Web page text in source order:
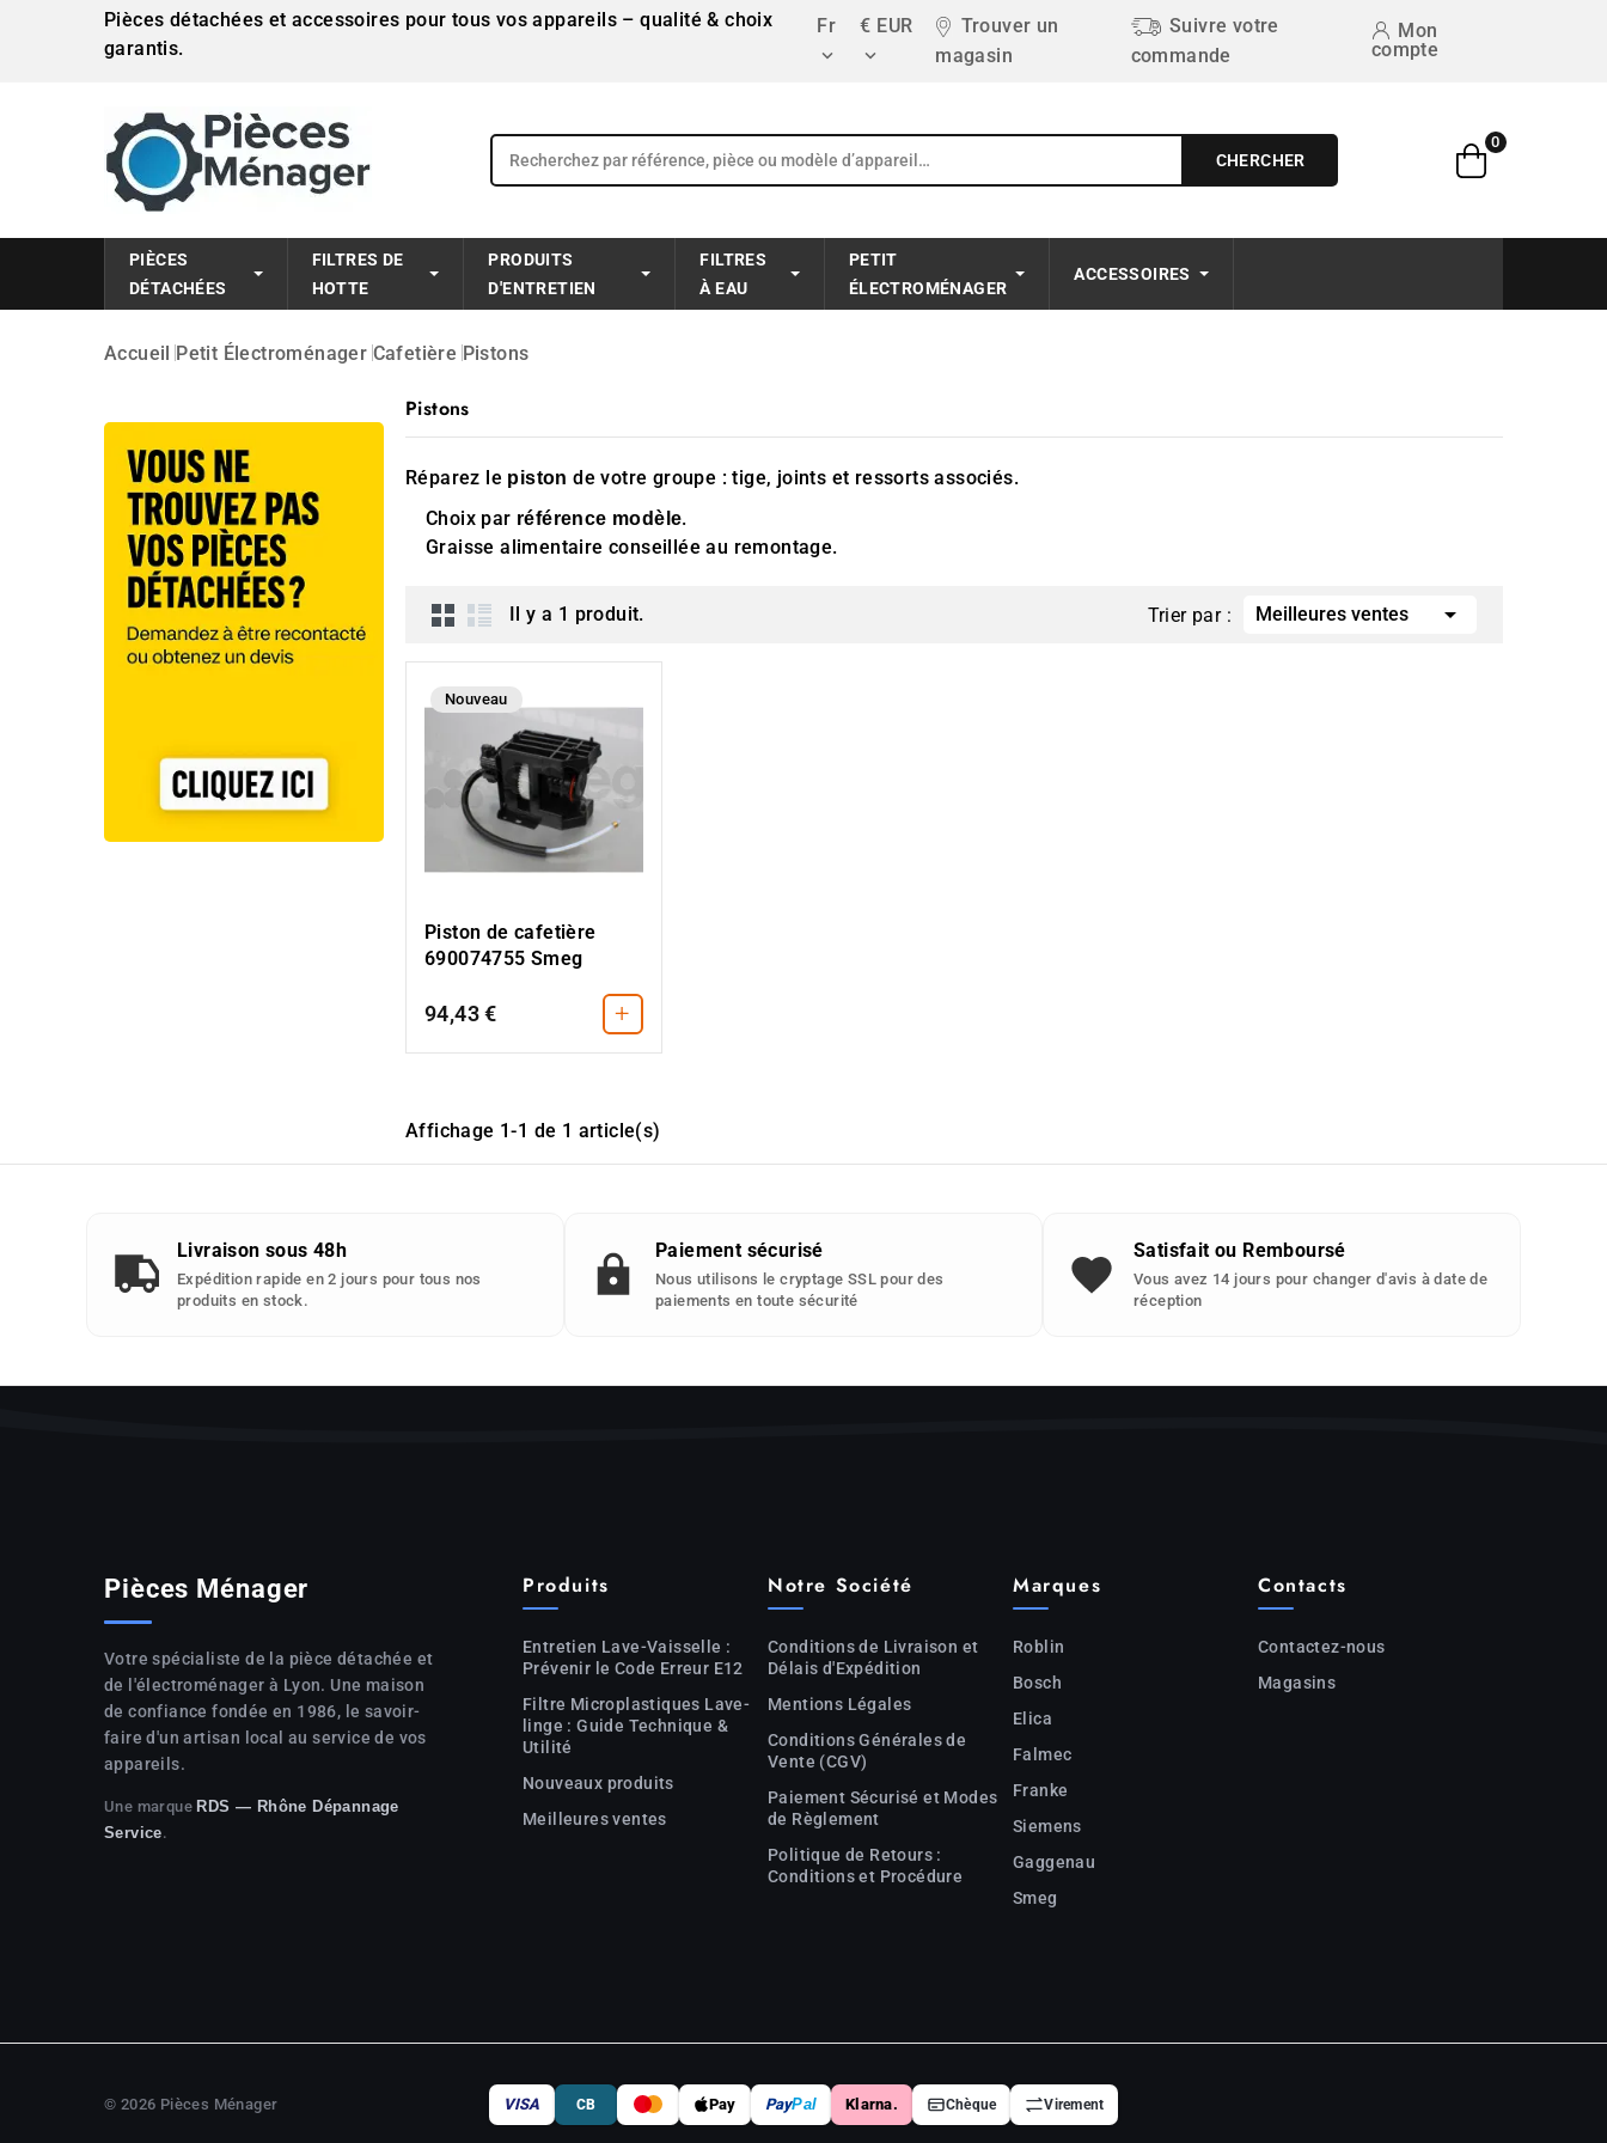
Pièces détachées et accessoires pour tous vos appareils – qualité & choix
garantis.
Fr

€ EUR

Trouver un
magasin
Suivre votre
commande
Mon
compte
CHERCHER
0
PIÈCES
DÉTACHÉES
FILTRES DE
HOTTE
PRODUITS
D'ENTRETIEN
FILTRES
À EAU
PETIT
ÉLECTROMÉNAGER
ACCESSOIRES
Accueil Petit Électroménager Cafetière Pistons
Pistons
Réparez le piston de votre groupe : tige, joints et ressorts associés.
Choix par référence modèle.
Graisse alimentaire conseillée au remontage.
Il y a 1 produit. Trier par : Meilleures ventes 
Nouveau
Piston de cafetière
690074755 Smeg
94,43 € +
Affichage 1-1 de 1 article(s)
Livraison sous 48h
Expédition rapide en 2 jours pour tous nos
produits en stock.
Paiement sécurisé
Nous utilisons le cryptage SSL pour des
paiements en toute sécurité
Satisfait ou Remboursé
Vous avez 14 jours pour changer d'avis à date de
réception
Pièces Ménager
Votre spécialiste de la pièce détachée et
de l'électroménager à Lyon. Une maison
de confiance fondée en 1986, le savoir-
faire d'un artisan local au service de vos
appareils.
Une marqueRDS — Rhône Dépannage
Service.
Produits
Entretien Lave-Vaisselle :
Prévenir le Code Erreur E12
Filtre Microplastiques Lave-
linge : Guide Technique &
Utilité
Nouveaux produits
Meilleures ventes
Notre Société
Conditions de Livraison et
Délais d'Expédition
Mentions Légales
Conditions Générales de
Vente (CGV)
Paiement Sécurisé et Modes
de Règlement
Politique de Retours :
Conditions et Procédure
Marques
Roblin
Bosch
Elica
Falmec
Franke
Siemens
Gaggenau
Smeg
Contacts
Contactez-nous
Magasins
© 2026 Pièces Ménager VISA CB Pay PayPal Klarna. Chèque Virement